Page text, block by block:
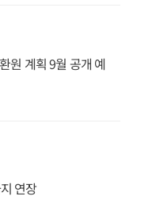
원 계획 9월 공개 예
연장